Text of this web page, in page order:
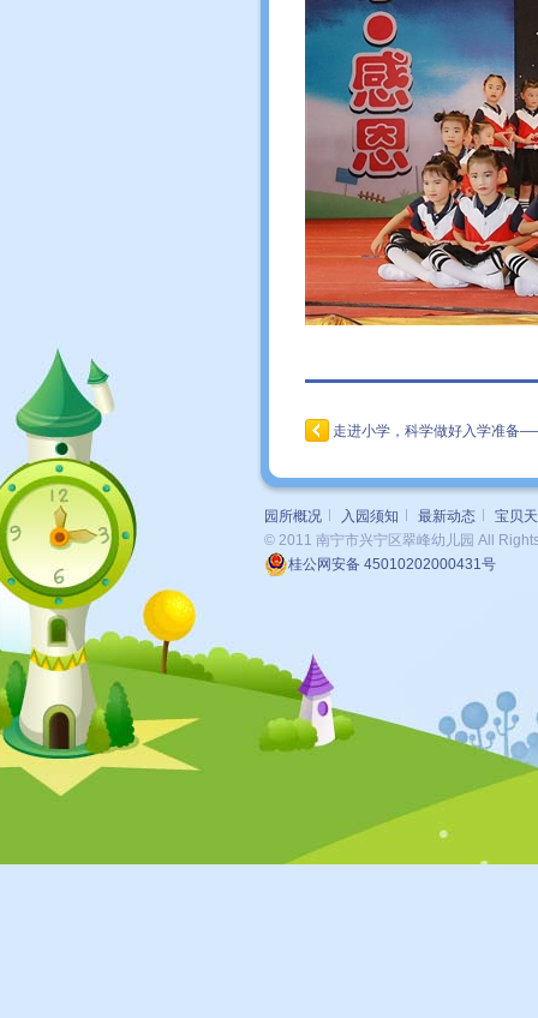
走进小学，科学做好入学准备
园所概况 入园须知 最新动态
宝贝
© 2011 南宁市兴宁区翠峰幼儿园 All
桂公网安备 45010202000431号